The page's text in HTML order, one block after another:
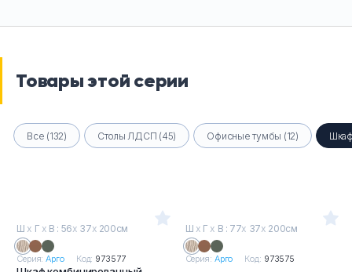
Товары этой серии
Все (132) Столы ЛДСП (45) Офисные тумбы (12)
Ш х Г х В : 56х 37х 200см
Серия:Арго Код: 973577
Ш х Г х В : 77х 37х 200см
Серия: Арго Код: 973575